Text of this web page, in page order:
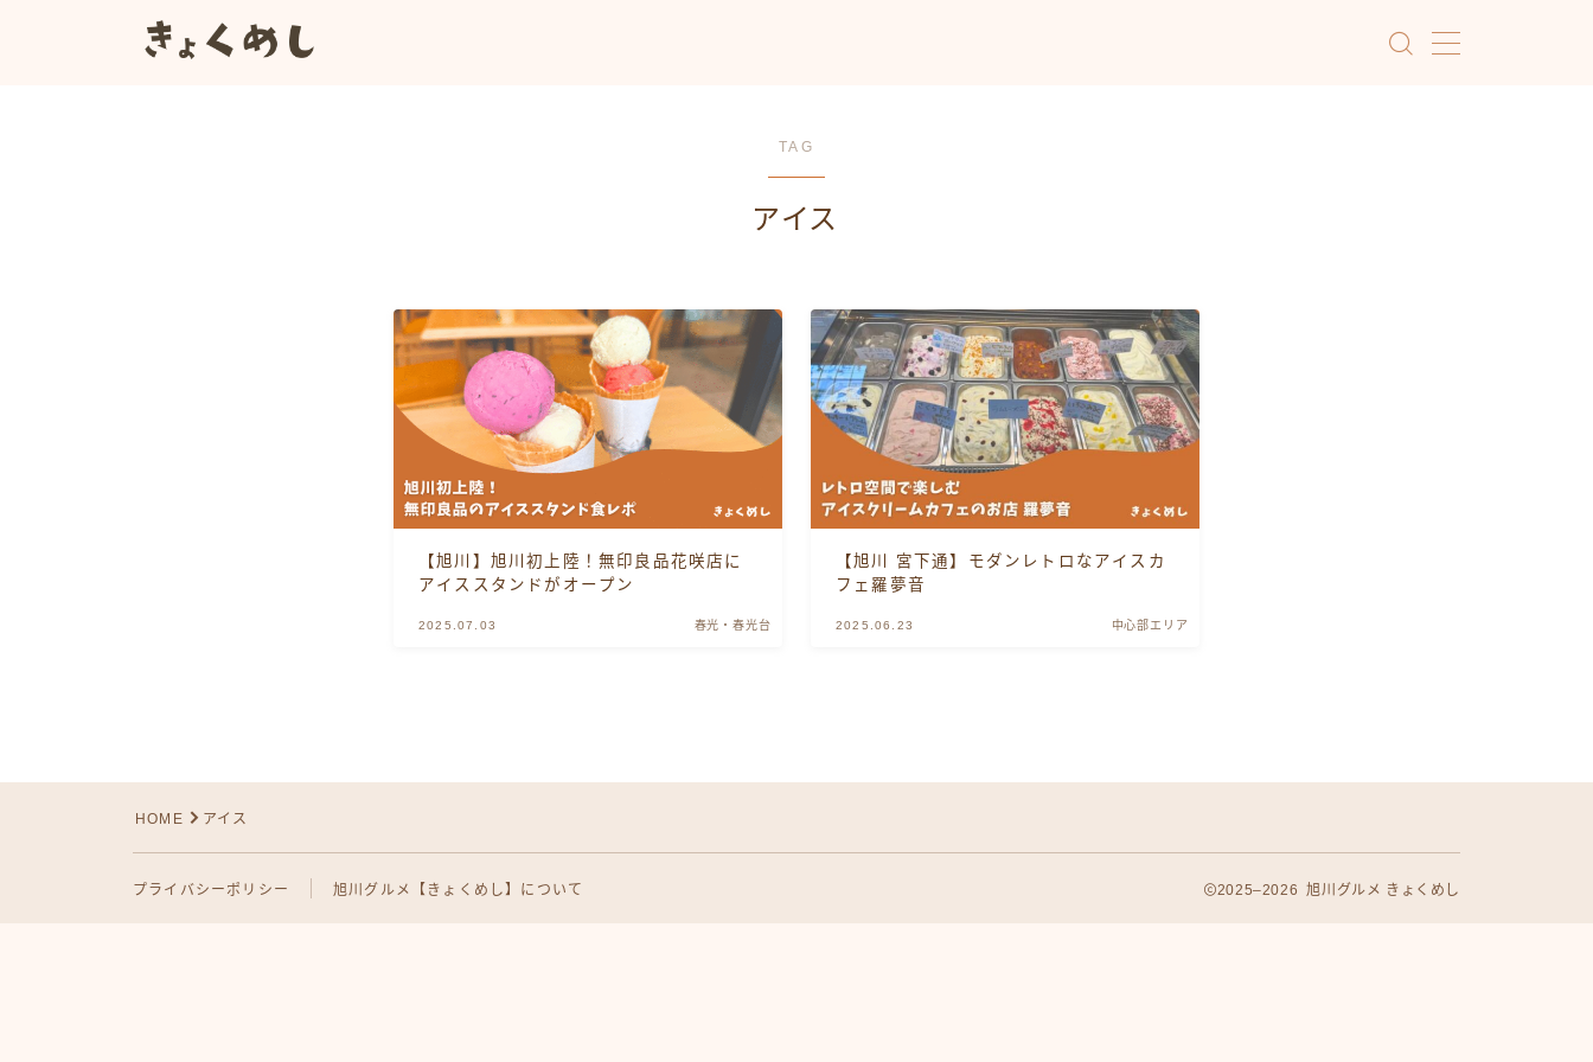
中心部エリア
キッチンカー
上川
北門・旭町・大町
TAG
アイス
【旭川】旭川初上陸！無印良品花咲店に
アイススタンドがオープン
2025.07.03 春光・春光台
【旭川 宮下通】モダンレトロなアイスカ
フェ羅夢音
2025.06.23 中心部エリア
HOME アイス
プライバシーポリシー 旭川グルメ【きょくめし】について 2025–2026 旭川グルメ きょくめし